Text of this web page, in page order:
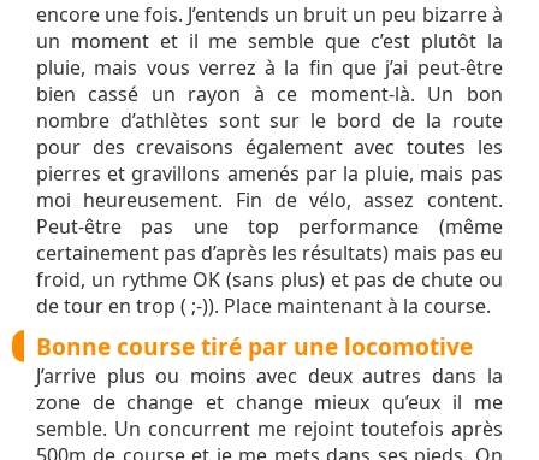
encore une fois. J’entends un bruit un peu bizarre à
un moment et il me semble que c’est plutôt la
pluie, mais vous verrez à la fin que j’ai peut-être
bien cassé un rayon à ce moment-là. Un bon
nombre d’athlètes sont sur le bord de la route
pour des crevaisons également avec toutes les
pierres et gravillons amenés par la pluie, mais pas
moi heureusement. Fin de vélo, assez content.
Peut-être pas une top performance (même
certainement pas d’après les résultats) mais pas eu
froid, un rythme OK (sans plus) et pas de chute ou
de tour en trop ( ;-)). Place maintenant à la course.
Bonne course tiré par une locomotive
J’arrive plus ou moins avec deux autres dans la
zone de change et change mieux qu’eux il me
semble. Un concurrent me rejoint toutefois après